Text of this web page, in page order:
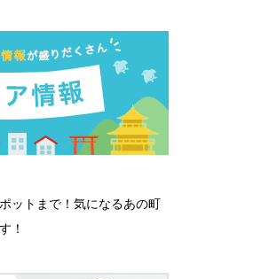
ットまで！気になるあの町
！